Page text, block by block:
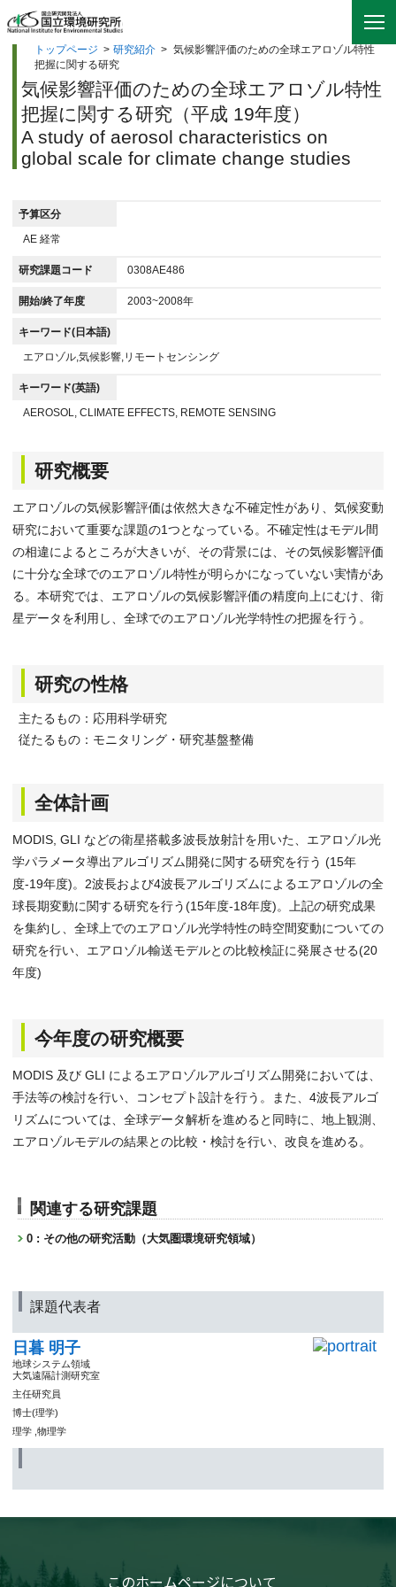
トップページ > 研究紹介 > 気候影響評価のための全球エアロゾル特性
把握に関する研究
気候影響評価のための全球エアロゾル特性
把握に関する研究（平成 19年度）
A study of aerosol characteristics on
global scale for climate change studies
予算区分
AE 経常
研究課題コード 0308AE486
開始/終了年度 2003~2008年
キーワード(日本語)
エアロゾル,気候影響,リモートセンシング
キーワード(英語)
AEROSOL, CLIMATE EFFECTS, REMOTE SENSING
研究概要
エアロゾルの気候影響評価は依然大きな不確定性があり、気候変動
研究において重要な課題の1つとなっている。不確定性はモデル間
の相違によるところが大きいが、その背景には、その気候影響評価
に十分な全球でのエアロゾル特性が明らかになっていない実情があ
る。本研究では、エアロゾルの気候影響評価の精度向上にむけ、衛
星データを利用し、全球でのエアロゾル光学特性の把握を行う。
研究の性格
主たるもの：応用科学研究
従たるもの：モニタリング・研究基盤整備
全体計画
MODIS, GLI などの衛星搭載多波長放射計を用いた、エアロゾル光
学パラメータ導出アルゴリズム開発に関する研究を行う (15年
度-19年度)。2波長および4波長アルゴリズムによるエアロゾルの全
球長期変動に関する研究を行う(15年度-18年度)。上記の研究成果
を集約し、全球上でのエアロゾル光学特性の時空間変動についての
研究を行い、エアロゾル輸送モデルとの比較検証に発展させる(20
年度)
今年度の研究概要
MODIS 及び GLI によるエアロゾルアルゴリズム開発においては、
手法等の検討を行い、コンセプト設計を行う。また、4波長アルゴ
リズムについては、全球データ解析を進めると同時に、地上観測、
エアロゾルモデルの結果との比較・検討を行い、改良を進める。
関連する研究課題
0 : その他の研究活動（大気圏環境研究領域）
課題代表者
日暮 明子
地球システム領域
大気遠隔計測研究室
主任研究員
博士(理学)
理学 ,物理学
このホームページについて